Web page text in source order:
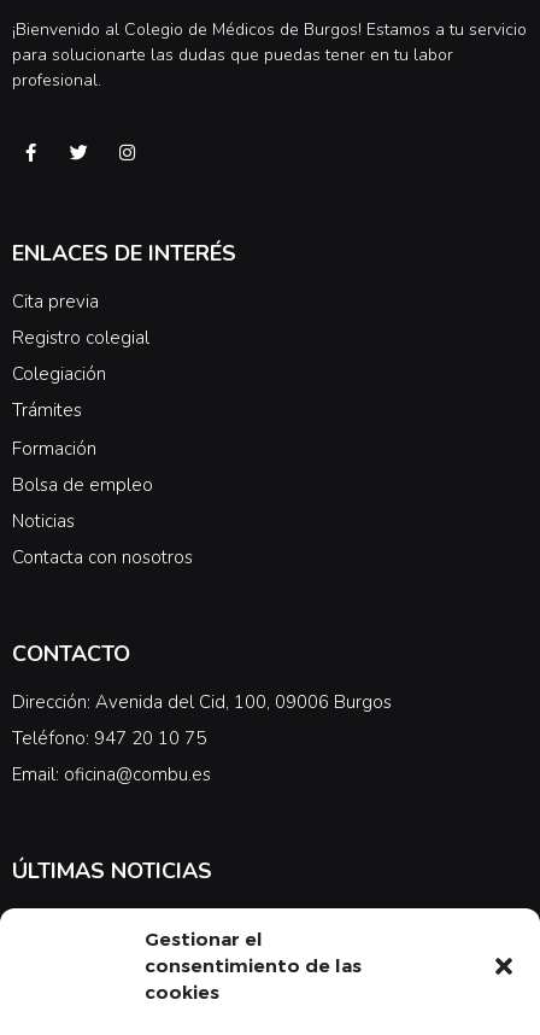
Gestionar el
consentimiento de las
cookies
¡Bienvenido al Colegio de Médicos de Burgos! Estamos a tu servicio
para solucionarte las dudas que puedas tener en tu labor
profesional.
ENLACES DE INTERÉS
Cita previa
Registro colegial
Colegiación
Trámites
Formación
Bolsa de empleo
Noticias
Contacta con nosotros
CONTACTO
Dirección: Avenida del Cid, 100, 09006 Burgos
Teléfono: 947 20 10 75
Email: oficina@combu.es
ÚLTIMAS NOTICIAS
noticias en cuanto a medicina y el COMBU